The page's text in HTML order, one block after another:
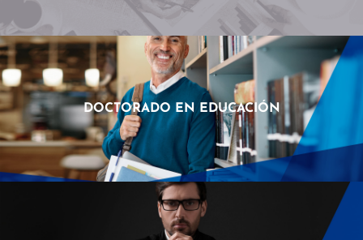
DOCTORADO EN EDUCACIÓN